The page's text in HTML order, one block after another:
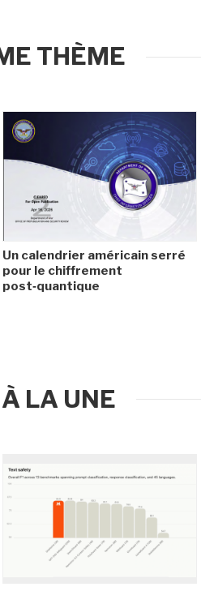
THÈME
Un calendrier américain serré
pour le chiffrement
post‑quantique
LA UNE